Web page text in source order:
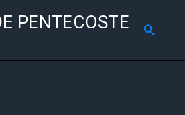
PENTECOSTE